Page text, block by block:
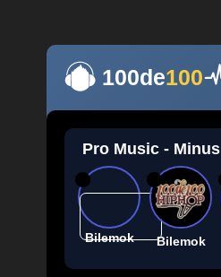
100de100
Pro Music - Minus
Bilemok Bilemok